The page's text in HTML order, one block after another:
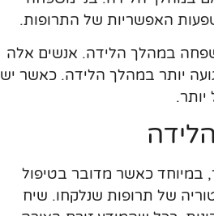
האפשריות של התרופות.
במהלך הלידה. אנשים אלה
יותר במהלך הלידה. כאשר יש
יותר.
במיוחד כאשר מדובר בטיפול
של תרופות שנלקחו. שיח